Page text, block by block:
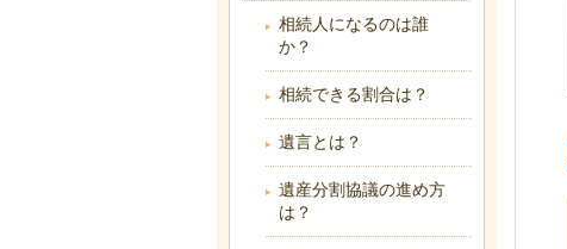
相続人になるのは誰
か？
相続できる割合は？
遺言とは？
遺産分割協議の進め方
は？